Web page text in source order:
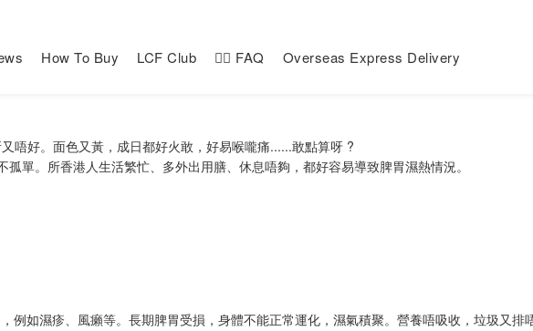
How To Buy LCF Club 🙋‍♀️ FAQ Overseas Express Delivery
唔好。面色又黃，成日都好火敢，好易喉嚨痛......敢點算呀 ?
單。所香港人生活繁忙、多外出用膳、休息唔夠，都好容易導致脾胃濕熱情況。
例如濕疹、風癩等。長期脾胃受損，身體不能正常運化，濕氣積聚。營養唔吸收，垃圾又